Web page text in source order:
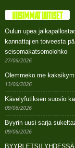
UUSIMMAT UUTISET
Oulun upea
kannattajien toiveesta
seisomakatsomolohko
27/06/2026
Olemmeko me
13/06/2026
Kävelyfutiksen suosio
09/06/2026
Byyrin uusi sarja
09/06/2026
BYYRI ETSII